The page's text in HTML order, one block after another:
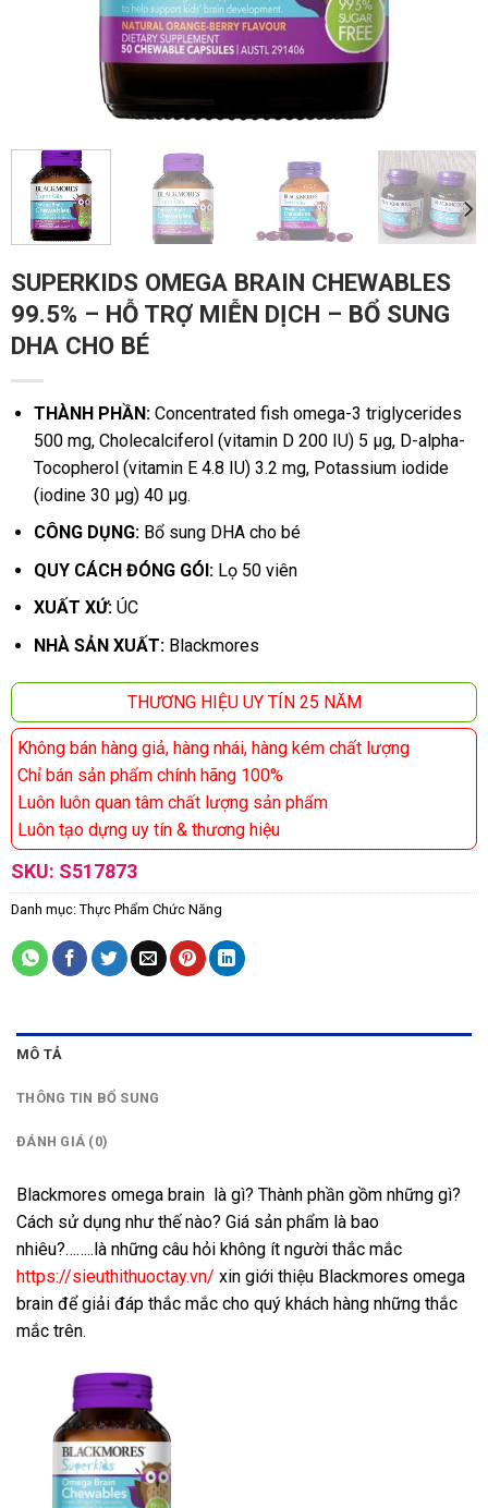
SUPERKIDS OMEGA BRAIN CHEWABLES
99.5% – HỖ TRỢ MIỄN DỊCH – BỔ SUNG
DHA CHO BÉ
THÀNH PHẦN: Concentrated fish omega-3 triglycerides
500 mg, Cholecalciferol (vitamin D 200 IU) 5 μg, D-alpha-
Tocopherol (vitamin E 4.8 IU) 3.2 mg, Potassium iodide
(iodine 30 μg) 40 μg.
CÔNG DỤNG: Bổ sung DHA cho bé
QUY CÁCH ĐÓNG GÓI: Lọ 50 viên
XUẤT XỨ: ÚC
NHÀ SẢN XUẤT: Blackmores
THƯƠNG HIỆU UY TÍN 25 NĂM
Không bán hàng giả, hàng nhái, hàng kém chất lượng
Chỉ bán sản phẩm chính hãng 100%
Luôn luôn quan tâm chất lượng sản phẩm
Luôn tạo dựng uy tín & thương hiệu
SKU: S517873
Danh mục: Thực Phẩm Chức Năng
MÔ TẢ
THÔNG TIN BỔ SUNG
ĐÁNH GIÁ (0)
Blackmores omega brain là gì? Thành phần gồm những gì?
Cách sử dụng như thế nào? Giá sản phẩm là bao
nhiêu?……..là những câu hỏi không ít người thắc mắc
https://sieuthithuoctay.vn/ xin giới thiệu Blackmores omega
brain để giải đáp thắc mắc cho quý khách hàng những thắc
mắc trên.